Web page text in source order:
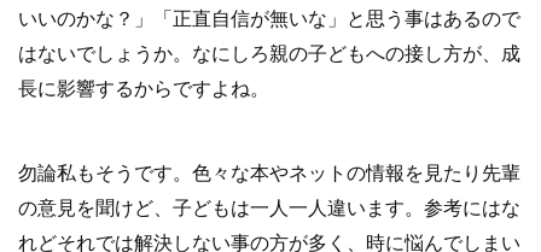
いいのかな？」「正直自信が無いな」と思う事はあるので
はないでしょうか。なにしろ親の子どもへの接し方が、成
長に影響するからですよね。
勿論私もそうです。色々な本やネットの情報を見たり先輩
の意見を聞けど、子どもは一人一人違います。参考にはな
れどそれでは解決しない事の方が多く、時に悩んでしまい